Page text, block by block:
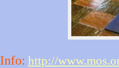
Info: http://